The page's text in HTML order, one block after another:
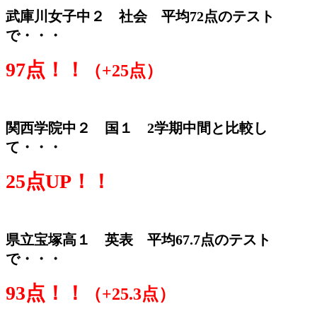
武庫川女子中２ 社会 平均72点のテスト
で・・・
97点！！ （+25点）
関西学院中２ 国１ 2学期中間と比較し
て・・・
25点UP！！
県立宝塚高１ 英表 平均67.7点のテスト
で・・・
93点！！ （+25.3点）